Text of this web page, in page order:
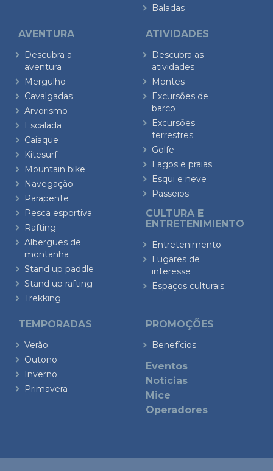
Baladas
AVENTURA
Descubra a
aventura
Mergulho
Cavalgadas
Arvorismo
Escalada
Caiaque
Kitesurf
Mountain bike
Navegação
Parapente
Pesca esportiva
Rafting
Albergues de
montanha
Stand up paddle
Stand up rafting
Trekking
ATIVIDADES
Descubra as
atividades
Montes
Excursões de
barco
Excursões
terrestres
Golfe
Lagos e praias
Esqui e neve
Passeios
CULTURA E
ENTRETENIMIENTO
Entretenimento
Lugares de
interesse
Espaços culturais
TEMPORADAS
Verão
Outono
Inverno
Primavera
PROMOÇÕES
Benefícios
Eventos
Notícias
Mice
Operadores